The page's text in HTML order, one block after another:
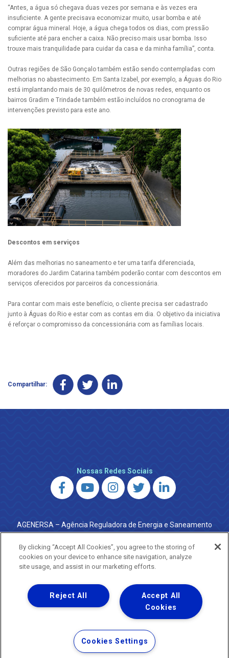
“Antes, a água só chegava duas vezes por semana e às vezes era
insuficiente. A gente precisava economizar muito, usar bomba e até
comprar água mineral. Hoje, a água chega todos os dias, com pressão
suficiente até para encher a caixa. Não preciso mais usar bomba. Isso
trouxe mais tranquilidade para cuidar da casa e da minha família”, conta.
Outras regiões de São Gonçalo também estão sendo contempladas com
melhorias no abastecimento. Em Santa Izabel, por exemplo, a Águas do Rio
está implantando mais de 30 quilômetros de novas redes, enquanto os
bairros Gradim e Trindade também estão incluídos no cronograma de
intervenções previsto para este ano.
Descontos em serviços
Além das melhorias no saneamento e ter uma tarifa diferenciada,
moradores do Jardim Catarina também poderão contar com descontos em
serviços oferecidos por parceiros da concessionária.
Para contar com mais este benefício, o cliente precisa ser cadastrado
junto à Águas do Rio e estar com as contas em dia. O objetivo da iniciativa
é reforçar o compromisso da concessionária com as famílias locais.
Compartilhar:
Nossas Redes Sociais
AGENERSA – Agência Reguladora de Energia e Saneamento
do Estado do Rio de Janeiro
0800 024 9040 · (21) 2332-6457 (WhatsApp) ·
ouvidoria@agenersa.rj.gov.br/ouvidoria.agenersa@gmail.com
·http://www.agenersa.rj.gov.br
Uma empresa
Copyright ® 2026 - Todos os Direitos Reservados.
Termos Gerais de Uso de Sites e Aplicativos
Política de Privacidade e Proteção de Dados
By clicking “Accept All Cookies”, you agree to the storing of
cookies on your device to enhance site navigation, analyze
site usage, and assist in our marketing efforts.
Accept All
Cookies
Reject All
Cookies Settings